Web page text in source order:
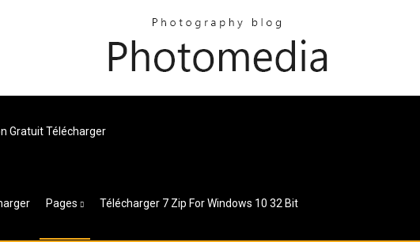
Gratuit Télécharger
Pages Télécharger 7 Zip For Windows 10 32 Bit